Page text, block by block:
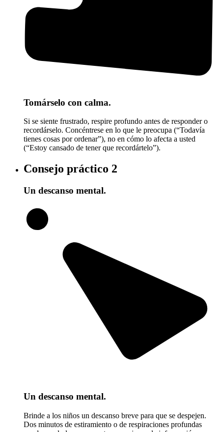
Tomárselo con calma.
Si se siente frustrado, respire profundo antes de responder o
recordárselo. Concéntrese en lo que le preocupa (“Todavía
tienes cosas por ordenar”), no en cómo lo afecta a usted
(“Estoy cansado de tener que recordártelo”).
Consejo práctico 2
Un descanso mental.
Un descanso mental.
Brinde a los niños un descanso breve para que se despejen.
Dos minutos de estiramiento o de respiraciones profundas